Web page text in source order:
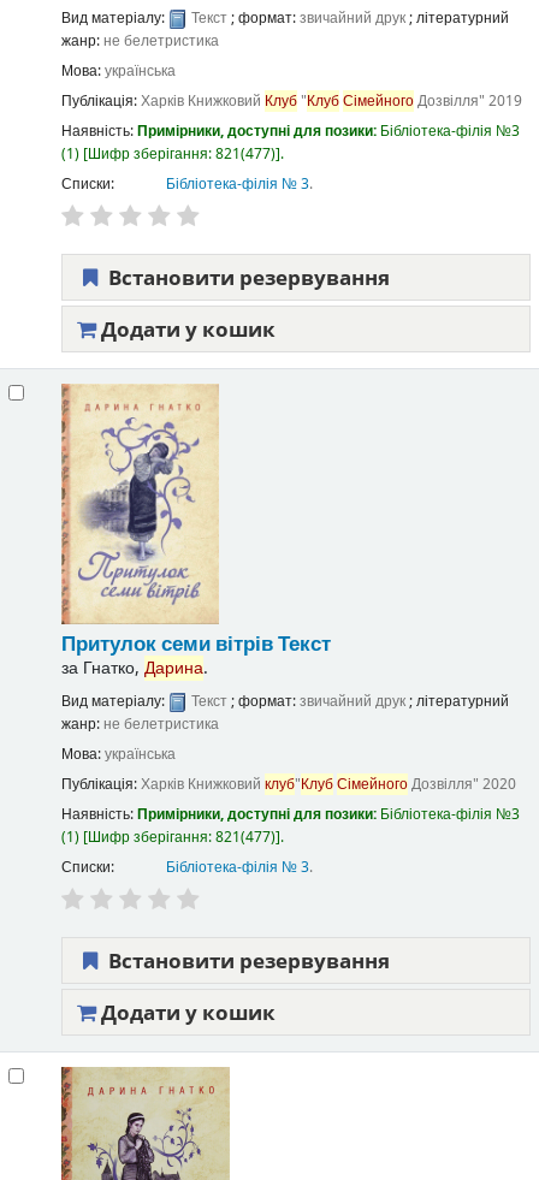
Вид матеріалу: Текст; формат:звичайний друк; літературний
жанр:не белетристика
Мова:українська
Публікація:Харків Книжковий Клуб"КлубСімейногоДозвілля" 2019
Наявність:Примірники, доступні для позики: Бібліотека-філія №3
(1) Шифр зберігання:821(477) .
Списки:
Бібліотека-філія № 3.
Встановити резервування
Додати у кошик
Притулок семи вітрівТекст
за Гнатко, Дарина.
Вид матеріалу: Текст; формат:звичайний друк; літературний
жанр: не белетристика
Мова:українська
Публікація:Харків Книжковий клуб"КлубСімейногоДозвілля" 2020
Наявність:Примірники, доступні для позики: Бібліотека-філія №3
(1) Шифр зберігання:821(477) .
Списки:
Бібліотека-філія № 3.
Встановити резервування
Додати у кошик